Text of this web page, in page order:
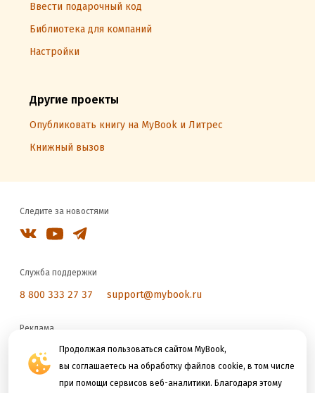
Продолжая пользоваться сайтом MyBook,
вы соглашаетесь на обработку файлов cookie, в том числе
при помощи сервисов веб-аналитики. Благодаря этому
Ввести подарочный код
Библиотека для компаний
Настройки
Другие проекты
Опубликовать книгу на MyBook и Литрес
Книжный вызов
Следите за новостями
Служба поддержки
8 800 333 27 37 support@mybook.ru
Реклама
reklama@litres.ru
Мы принимаем к оплате